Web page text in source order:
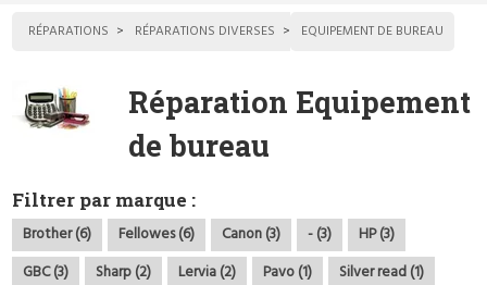
RÉPARATIONS RÉPARATIONS DIVERSES EQUIPEMENT DE BUREAU
Réparation Equipement
de bureau
Filtrer par marque :
Brother (6) Fellowes (6) Canon (3) - (3)
HP (3)
GBC (3)
Sharp (2) Lervia (2) Pavo (1)
Silver read (1)